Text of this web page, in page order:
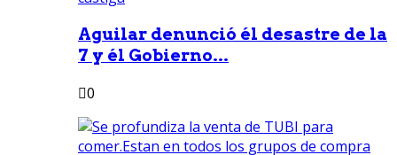
Aguilar denunció él desastre de la
7 y él Gobierno...
0